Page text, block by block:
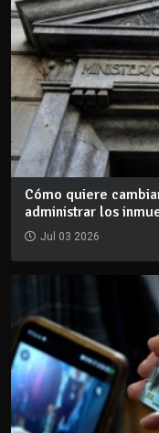
Cómo quiere
administrar los
Jul 03 2026